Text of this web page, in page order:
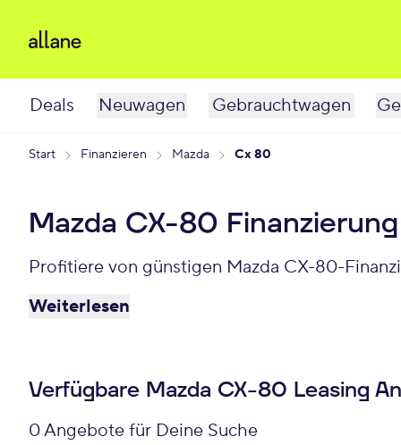
Deals Neuwagen Gebrauchtwagen
Start Finanzieren Mazda Cx 80
Mazda CX-80
Profitiere von günstigen Mazda CX-80-
Weiterlesen
Verfügbare Mazda CX-80 Leasing
0 Angebote für Deine Suche